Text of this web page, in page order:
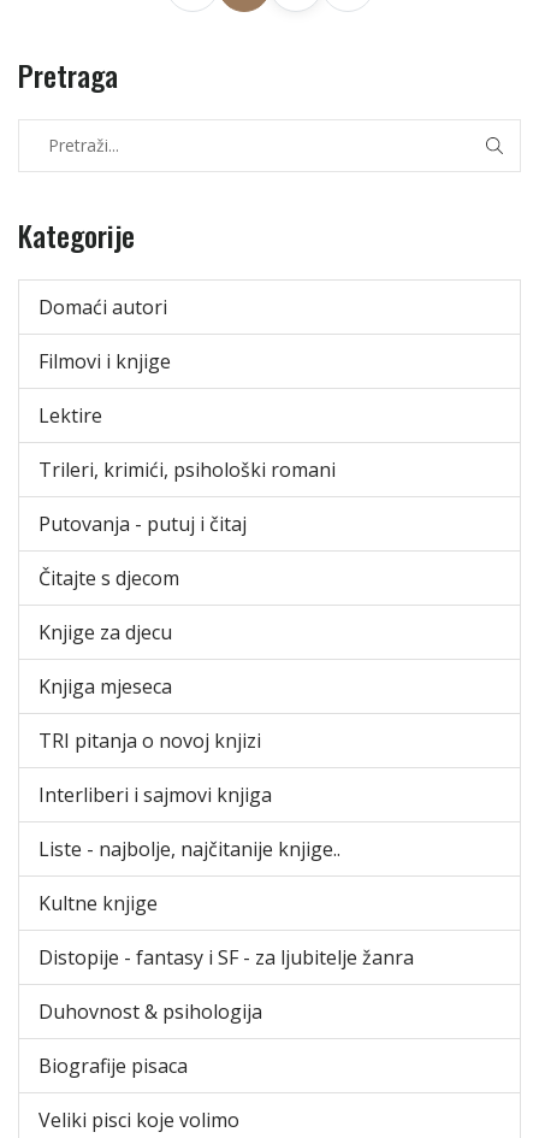
Pretraga
Kategorije
Domaći autori
Filmovi i knjige
Lektire
Trileri, krimići, psihološki romani
Putovanja - putuj i čitaj
Čitajte s djecom
Knjige za djecu
Knjiga mjeseca
TRI pitanja o novoj knjizi
Interliberi i sajmovi knjiga
Liste - najbolje, najčitanije knjige..
Kultne knjige
Distopije - fantasy i SF - za ljubitelje žanra
Duhovnost & psihologija
Biografije pisaca
Veliki pisci koje volimo